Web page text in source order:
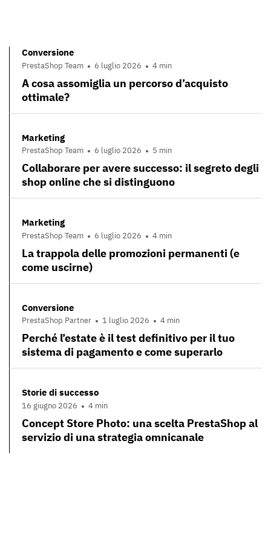
Conversione
PrestaShop Team 6 luglio 2026 4 min
A cosa assomiglia un percorso d’acquisto
ottimale?
Marketing
PrestaShop Team 6 luglio 2026 5 min
Collaborare per avere successo: il segreto degli
shop online che si distinguono
Marketing
PrestaShop Team 6 luglio 2026 4 min
La trappola delle promozioni permanenti (e
come uscirne)
Conversione
PrestaShop Partner 1 luglio 2026 4 min
Perché l’estate è il test definitivo per il tuo
sistema di pagamento e come superarlo
Storie di successo
16 giugno 2026 4 min
Concept Store Photo: una scelta PrestaShop al
servizio di una strategia omnicanale